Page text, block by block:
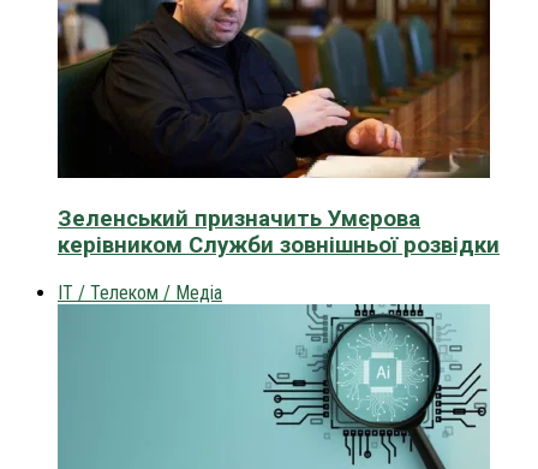
Зеленський призначить Умєрова
керівником Служби зовнішньої розвідки
IT / Телеком / Медіа